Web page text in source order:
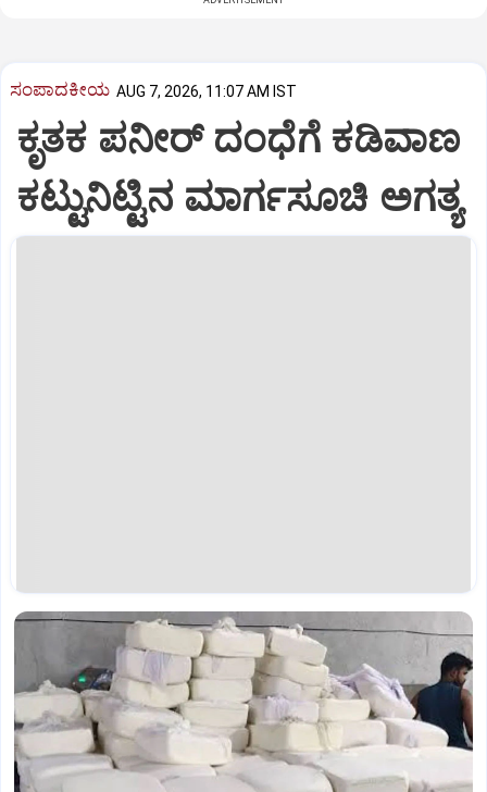
ಸಂಪಾದಕೀಯ AUG 7, 2026, 11:07 AM IST
ಕೃತಕ ಪನೀರ್‌ ದಂಧೆಗೆ ಕಡಿವಾಣ
ಕಟ್ಟುನಿಟ್ಟಿನ ಮಾರ್ಗಸೂಚಿ ಅಗತ್ಯ